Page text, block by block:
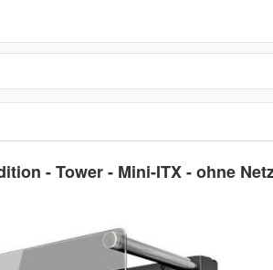
- Tower - Mini-ITX - ohne